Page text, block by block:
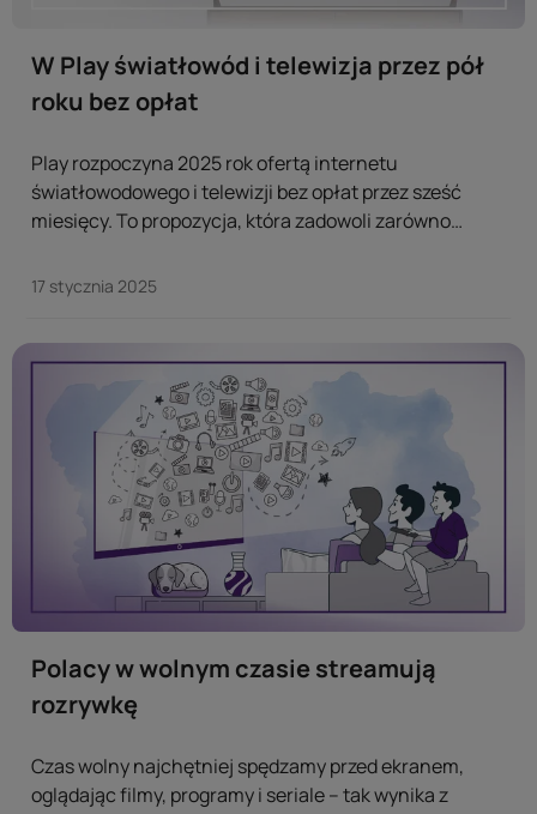
W Play światłowód i telewizja przez pół
roku bez opłat
Play rozpoczyna 2025 rok ofertą internetu
światłowodowego i telewizji bez opłat przez sześć
miesięcy. To propozycja, która zadowoli zarówno
gamingu. Nowa oferta usług dla domu Play przypadnie
gamą kanałów telewizyjnych i platform VOD przez...
17 stycznia 2025
Polacy w wolnym czasie streamują
rozrywkę
Czas wolny najchętniej spędzamy przed ekranem,
oglądając filmy, programy i seriale – tak wynika z